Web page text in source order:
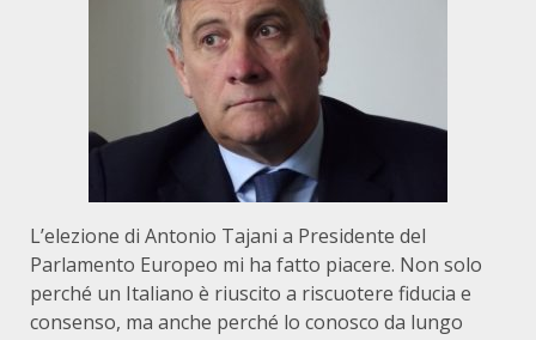
L’elezione di Antonio Tajani a Presidente del
Parlamento Europeo mi ha fatto piacere. Non solo
perché un Italiano è riuscito a riscuotere fiducia e
consenso, ma anche perché lo conosco da lungo